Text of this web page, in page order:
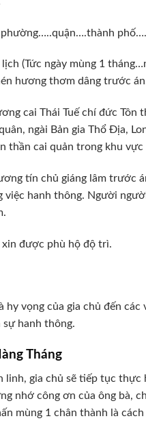
phố….
(Tức ngày mùng 1
hương thơm dâng trước
cai Thái Tuế chí đức Tôn
ngài Bản gia Thổ Địa,
thần cai quản trong khu vực
tín chủ giáng lâm trước
hanh thông. Người
được phù hộ độ trì.
hy vọng của gia chủ đến
hanh thông.
Tháng
linh, gia chủ sẽ tiếp tục
nhớ công ơn của ông bà,
mùng 1 chân thành là